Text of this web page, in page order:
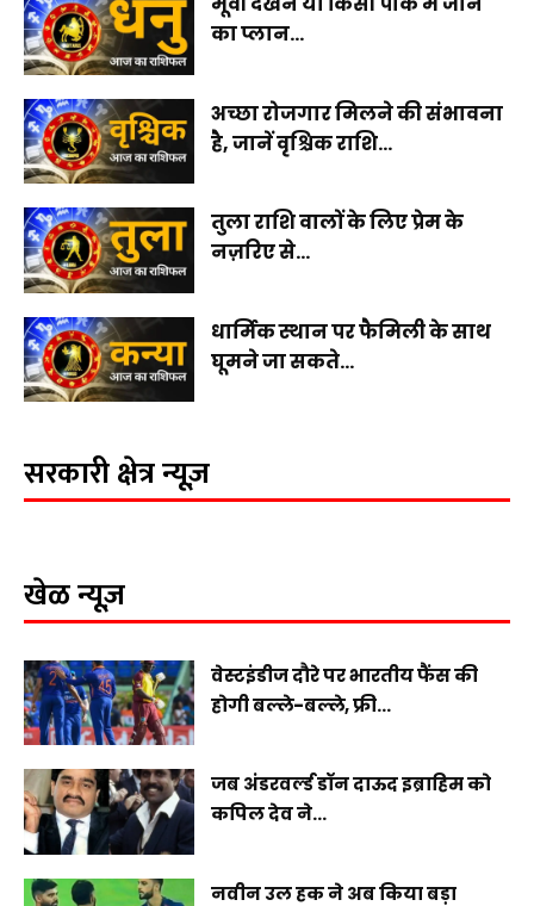
का प्लान...
अच्छा रोजगार मिलने की संभावना
है, जानें वृश्चिक राशि...
तुला राशि वालों के लिए प्रेम के
नज़रिए से...
धार्मिक स्थान पर फैमिली के साथ
घूमने जा सकते...
सरकारी क्षेत्र न्यूज़
खेळ न्यूज़
वेस्टइंडीज दौरे पर भारतीय फैंस की
होगी बल्ले-बल्ले, फ्री...
जब अंडरवर्ल्ड डॉन दाऊद इब्राहिम को
कपिल देव ने...
नवीन उल हक ने अब किया बड़ा